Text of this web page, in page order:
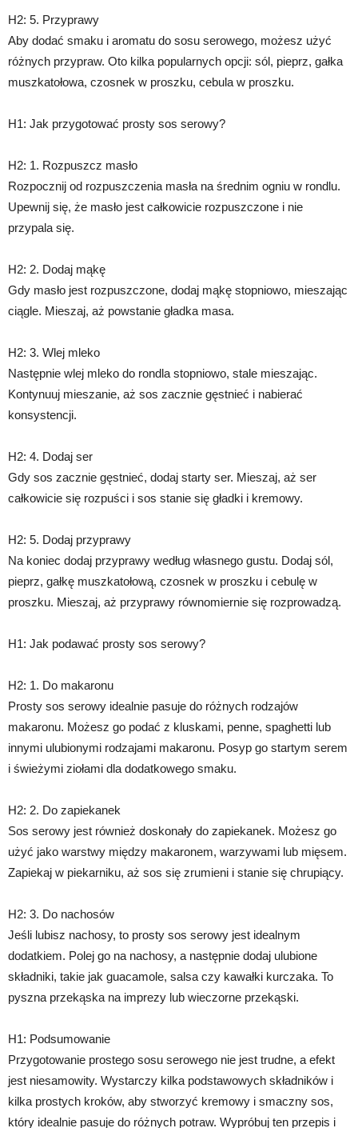
H2: 5. Przyprawy
Aby dodać smaku i aromatu do sosu serowego, możesz użyć
różnych przypraw. Oto kilka popularnych opcji: sól, pieprz, gałka
muszkatołowa, czosnek w proszku, cebula w proszku.
H1: Jak przygotować prosty sos serowy?
H2: 1. Rozpuszcz masło
Rozpocznij od rozpuszczenia masła na średnim ogniu w rondlu.
Upewnij się, że masło jest całkowicie rozpuszczone i nie
przypala się.
H2: 2. Dodaj mąkę
Gdy masło jest rozpuszczone, dodaj mąkę stopniowo, mieszając
ciągle. Mieszaj, aż powstanie gładka masa.
H2: 3. Wlej mleko
Następnie wlej mleko do rondla stopniowo, stale mieszając.
Kontynuuj mieszanie, aż sos zacznie gęstnieć i nabierać
konsystencji.
H2: 4. Dodaj ser
Gdy sos zacznie gęstnieć, dodaj starty ser. Mieszaj, aż ser
całkowicie się rozpuści i sos stanie się gładki i kremowy.
H2: 5. Dodaj przyprawy
Na koniec dodaj przyprawy według własnego gustu. Dodaj sól,
pieprz, gałkę muszkatołową, czosnek w proszku i cebulę w
proszku. Mieszaj, aż przyprawy równomiernie się rozprowadzą.
H1: Jak podawać prosty sos serowy?
H2: 1. Do makaronu
Prosty sos serowy idealnie pasuje do różnych rodzajów
makaronu. Możesz go podać z kluskami, penne, spaghetti lub
innymi ulubionymi rodzajami makaronu. Posyp go startym serem
i świeżymi ziołami dla dodatkowego smaku.
H2: 2. Do zapiekanek
Sos serowy jest również doskonały do zapiekanek. Możesz go
użyć jako warstwy między makaronem, warzywami lub mięsem.
Zapiekaj w piekarniku, aż sos się zrumieni i stanie się chrupiący.
H2: 3. Do nachosów
Jeśli lubisz nachosy, to prosty sos serowy jest idealnym
dodatkiem. Polej go na nachosy, a następnie dodaj ulubione
składniki, takie jak guacamole, salsa czy kawałki kurczaka. To
pyszna przekąska na imprezy lub wieczorne przekąski.
H1: Podsumowanie
Przygotowanie prostego sosu serowego nie jest trudne, a efekt
jest niesamowity. Wystarczy kilka podstawowych składników i
kilka prostych kroków, aby stworzyć kremowy i smaczny sos,
który idealnie pasuje do różnych potraw. Wypróbuj ten przepis i